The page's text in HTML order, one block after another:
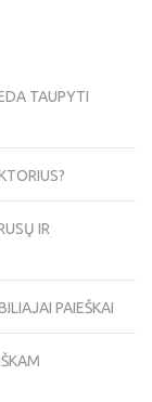
TAUPYTI
IR
PAIEŠKAI